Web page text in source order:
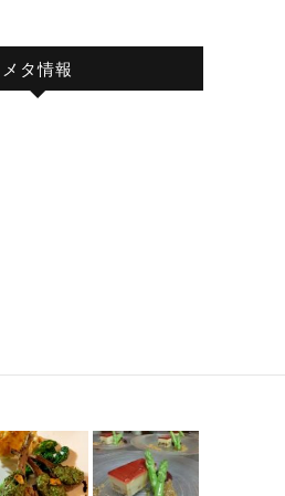
メタ情報